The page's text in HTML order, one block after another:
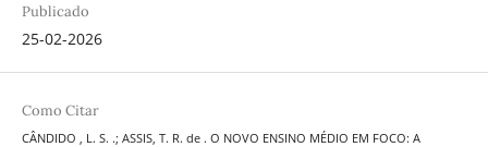
Publicado
25-02-2026
Como Citar
CÂNDIDO , L. S. .; ASSIS, T. R. de . O NOVO ENSINO MÉDIO EM FOCO: A